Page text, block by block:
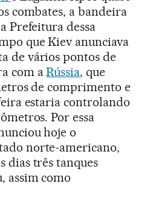
combates, a bandeira
Prefeitura dessa
que Kiev anunciava
de vários pontos de
com aRússia, que
de comprimento e
estaria controlando
Por essa
hoje o
norte-americano,
dias três tanques
assim como